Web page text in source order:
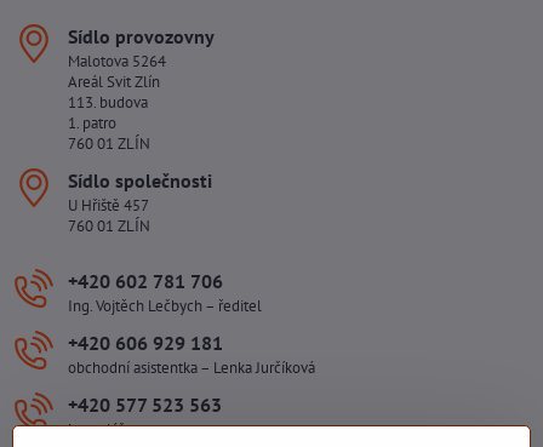
Sídlo provozovny
Malotova 5264
Areál Svit Zlín
113. budova
1. patro
760 01 ZLÍN
Sídlo společnosti
U Hřiště 457
760 01 ZLÍN
+420 602 781 706
Ing. Vojtěch Lečbych – ředitel
+420 606 929 181
obchodní asistentka – Lenka Jurčíková
+420 577 523 563
kancelář